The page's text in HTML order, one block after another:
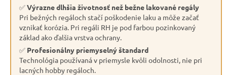
✅Výrazne dlhšia životnosť než bežne lakované regály
Pri bežných regáloch stačí poškodenie laku a môže začať
vznikať korózia. Pri regáli RH je pod farbou pozinkovaný
základ ako ďalšia vrstva ochrany.
✅ Profesionálny priemyselný štandard
Technológia používaná v priemysle kvôli odolnosti, nie pri
lacných hobby regáloch.